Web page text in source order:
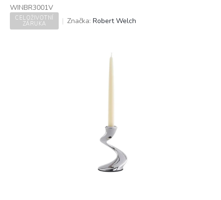
WINBR3001V
CELOŽIVOTNÍ
ZÁRUKA
Značka: Robert Welch